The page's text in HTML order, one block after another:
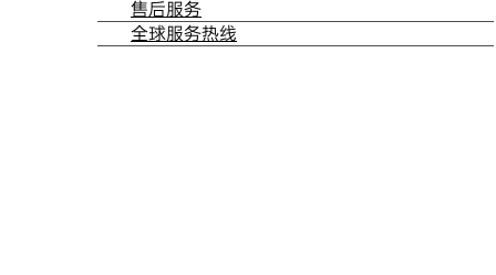
售后服务
全球服务热线